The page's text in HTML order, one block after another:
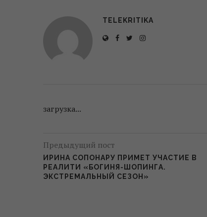
TELEKRITIKA
загрузка...
Предыдущий пост
ИРИНА СОПОНАРУ ПРИМЕТ УЧАСТИЕ В
РЕАЛИТИ «БОГИНЯ-ШОПИНГА.
ЭКСТРЕМАЛЬНЫЙ СЕЗОН»